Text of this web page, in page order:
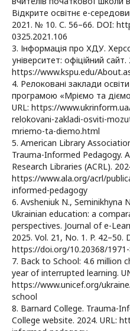
Відкрите освітнє е-
2021. № 10. С. 56–66. DOI:
0325.2021.106
3. Інформація про ХДУ.
університет: офіційний
https://www.kspu.edu/
4. Релоковані заклади
програмою «Мріємо та
URL: https://
relokovani-zakladi-osviti-
mriemo-ta-diemo.html
5. American Library
Trauma-Informed Pedagogy.
Research Libraries (ACRL).
https://www.ala.org/acrl/
informed-pedagogy
6. Avsheniuk N., Seminikhyna
Ukrainian education: a
perspectives. Journal of e-
2025. Vol. 21, No. 1. P. 42–50.
https://doi.org/10.20368/
7. Back to School: 4.6 million
year of interrupted learning.
https://www.unicef.org/
school
8. Barnard College. Trauma-
College website. 2024. URL: